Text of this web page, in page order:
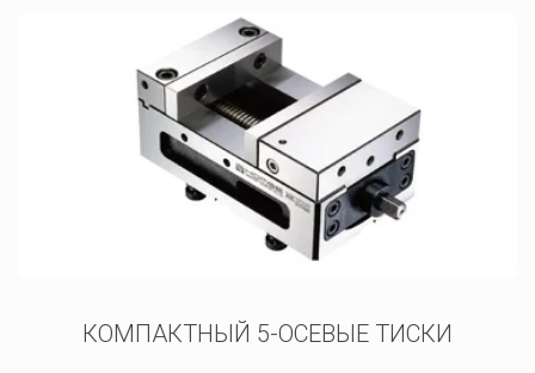
КОМПАКТНЫЙ 5-ОСЕВЫЕ ТИСКИ